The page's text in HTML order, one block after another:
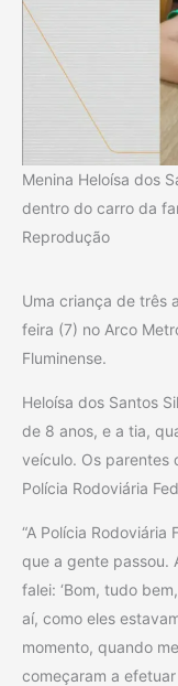
Menina Heloísa dos
dentro do carro da
Reprodução
Uma criança de três
feira (7) no Arco
Fluminense.
Heloísa dos Santos
de 8 anos, e a tia,
veículo. Os parentes
Polícia Rodoviária
“A Polícia
que a gente passou.
falei: ‘Bom, tudo
aí, como eles
momento, quando
começaram a